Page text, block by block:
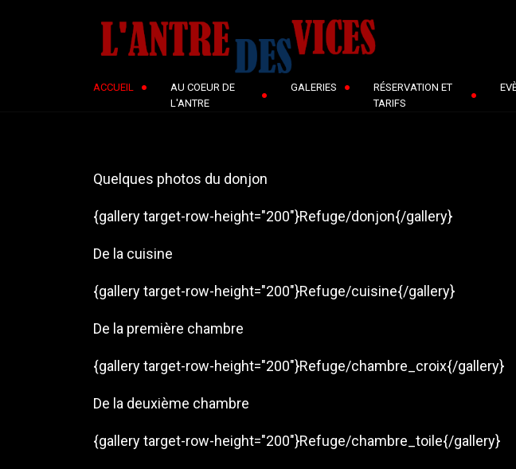
ACCUEIL
AU COEUR DE
L'ANTRE
GALERIES
RÉSERVATION ET
TARIFS
Quelques photos du donjon
{gallery target-row-height="200"}Refuge/donjon{/gallery}
De la cuisine
{gallery target-row-height="200"}Refuge/cuisine{/gallery}
De la première chambre
{gallery target-row-height="200"}Refuge/chambre_croix{/gallery}
De la deuxième chambre
{gallery target-row-height="200"}Refuge/chambre_toile{/gallery}